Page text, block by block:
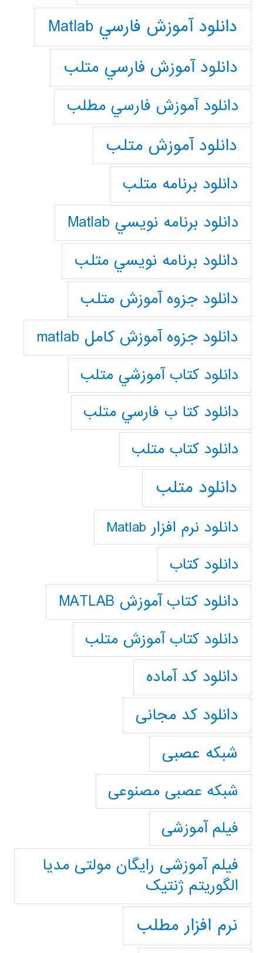
دانلود آموزش فارسي Matlab
دانلود آموزش فارسي متلب
دانلود آموزش فارسي مطلب
دانلود آموزش متلب
دانلود برنامه متلب
دانلود برنامه نويسي Matlab
دانلود برنامه نويسي متلب
دانلود جزوه آموزش متلب
دانلود جزوه آموزش کامل matlab
دانلود كتاب آموزشي متلب
دانلود كتا ب فارسي متلب
دانلود كتاب متلب
دانلود متلب
دانلود نرم افزار Matlab
دانلود کتاب
دانلود کتاب آموزش MATLAB
دانلود کتاب آموزش متلب
دانلود کد آماده
دانلود کد مجانی
شبکه عصبی
شبکه عصبی مصنوعی
فیلم آموزشی
فیلم آموزشی رایگان مولتی مدیا
الگوریتم ژنتیک
نرم افزار مطلب